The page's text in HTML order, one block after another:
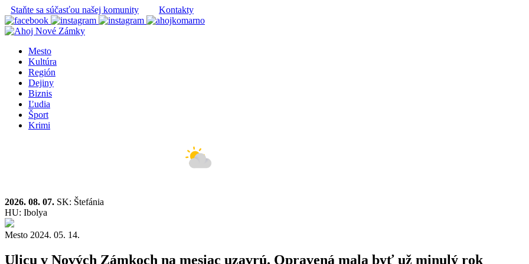
Staňte sa súčasťou našej komunity Kontakty
Mesto
Kultúra
Región
Dejiny
Biznis
Ľudia
Šport
Krimi
2026. 08. 07. SK: Štefánia
HU: Ibolya
Mesto 2024. 05. 14.
Ulicu v Nových Zámkoch na mesiac uzavrú. Opravená mala byť už minulý rok